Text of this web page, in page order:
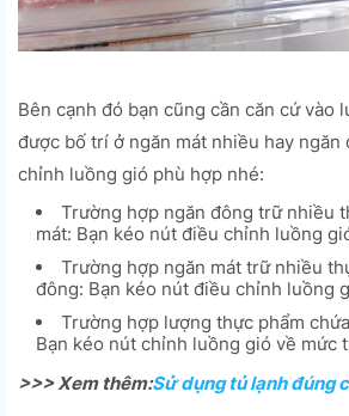
Bên cạnh đó bạn cũng cần căn cứ vào
được bố trí ở ngăn mát nhiều hay ngăn
chỉnh luồng gió phù hợp nhé:
Trường hợp ngăn đông trữ nhiều
mát: Bạn kéo nút điều chỉnh luồng
Trường hợp ngăn mát trữ nhiều
đông: Bạn kéo nút điều chỉnh luồng
Trường hợp lượng thực phẩm
Bạn kéo nút chỉnh luồng gió về mức
>>> Xem thêm:Sử dụng tủ lạnh đúng